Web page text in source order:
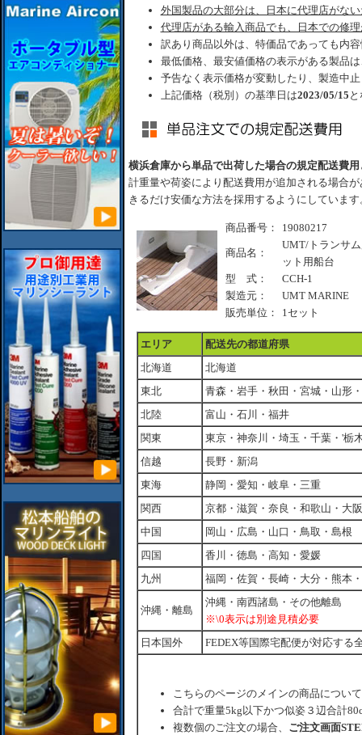
外国製品の大部分は、日本に代理店がな
代理店がある輸入商品でも、日本での修
訳あり商品以外は、特価品であっても内
最低価格、最安値価格の表示がある製品
予告なく表示価格が変動したり、製造中
上記価格（税別）の基準日は2023/05/15
横浜倉庫から単品で出荷した場合の規定配送費用
計重量や荷姿により配送費用が追加される場合
きるだけ安価な方法を採用するようにしています
商品番号： 19080217
商品名：
UMT/トランサ
ット用船台
型 式：
CCH-1
製造元：
UMT MARINE
販売単位：
1セット
エリア
配送先の都道府県
北海道
北海道
東北
青森・岩手・秋田・宮城・山形
北陸
富山・石川・福井
関東
東京・神奈川・埼玉・千葉・'栃
信越
長野・新潟
東海
静岡・愛知・岐阜・三重
関西
京都・滋賀・奈良・和歌山・大
中国
岡山・広島・山口・鳥取・島根
四国
香川・徳島・高知・愛媛
九州
福岡・佐賀・長崎・大分・熊本
沖縄・離島
沖縄・南西諸島・その他離島
※\0表示は別途見積必要
日本国外
FEDEX等国際宅配便が対応する
こちらのページのメインの商品につい
合計で重量5kg以下かつ似姿３辺合計
複数個のご注文の場合、 ご注文画面